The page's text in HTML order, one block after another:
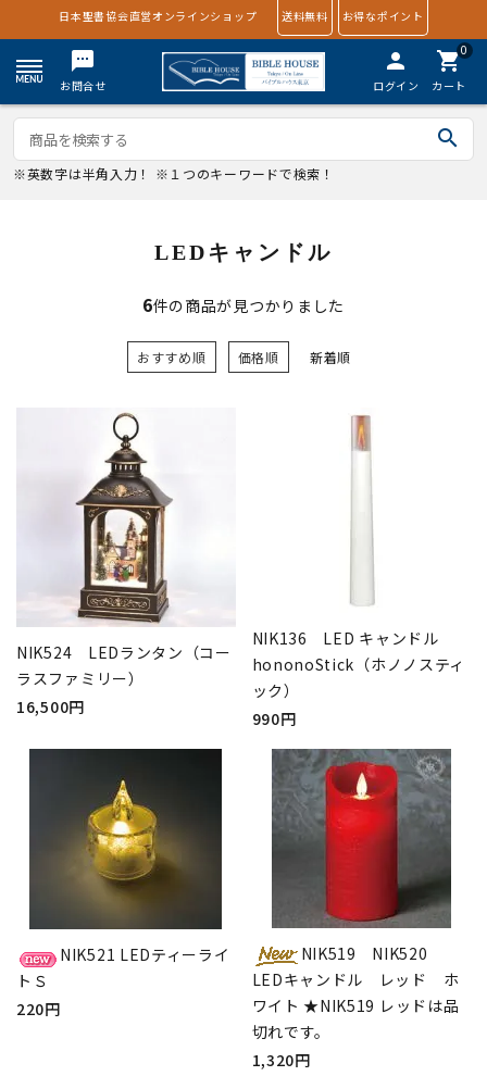
日本聖書協会直営オンラインショップ 送料無料 お得なポイント
textsms
お問合せ
person
ログイン
0
shopping_cart
カート
search
※英数字は半角入力！ ※１つのキーワードで検索！
LEDキャンドル
6件の商品が見つかりました
おすすめ順 価格順 新着順
NIK524 LEDランタン（コー
ラスファミリー）
16,500円
NIK136 LED キャンドル
hononoStick（ホノノスティ
ック）
990円
NIK521 LEDティーライ
トＳ
220円
NIK519 NIK520
LEDキャンドル レッド ホ
ワイト ★NIK519 レッドは品
切れです。
1,320円